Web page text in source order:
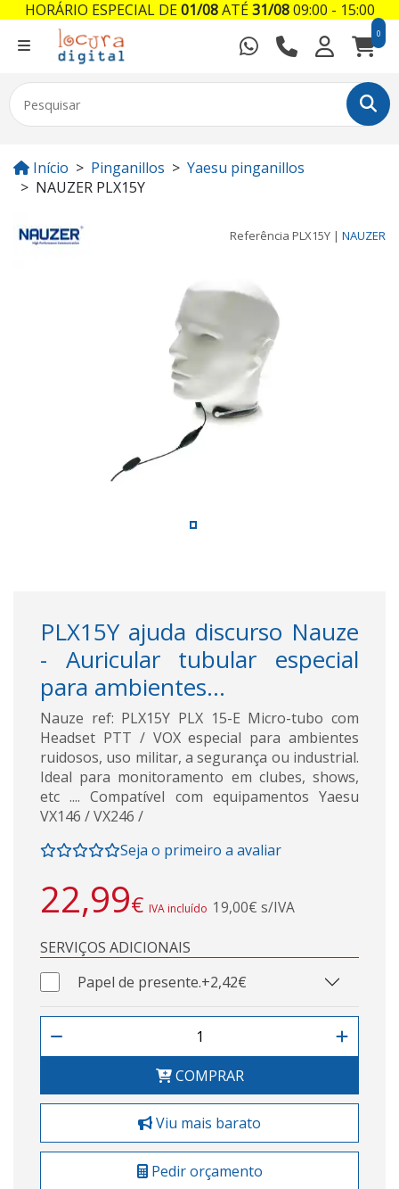
0
Início Pinganillos
Yaesu pinganillos
NAUZER PLX15Y
Referência PLX15Y | NAUZER
PLX15Y ajuda discurso Nauze
- Auricular tubular especial
para ambientes...
Nauze ref: PLX15Y PLX 15-E Micro-tubo com
Headset PTT / VOX especial para ambientes
ruidosos, uso militar, a segurança ou industrial.
Ideal para monitoramento em clubes, shows,
etc .... Compatível com equipamentos Yaesu
VX146 / VX246 /
Seja o primeiro a avaliar
22,99€ IVA incluído 19,00€ s/IVA
SERVIÇOS ADICIONAIS
Papel de presente.+2,42€
COMPRAR
Viu mais barato
Pedir orçamento
HORÁRIO ESPECIAL DE01/08ATÉ31/0809:00 - 15:00